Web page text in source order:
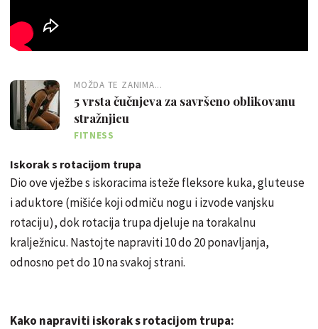
MOŽDA TE ZANIMA...
5 vrsta čučnjeva za savršeno oblikovanu
stražnjicu
FITNESS
Iskorak s rotacijom trupa
Dio ove vježbe s iskoracima isteže fleksore kuka, gluteuse
i aduktore (mišiće koji odmiču nogu i izvode vanjsku
rotaciju), dok rotacija trupa djeluje na torakalnu
kralježnicu. Nastojte napraviti 10 do 20 ponavljanja,
odnosno pet do 10 na svakoj strani.
Kako napraviti iskorak s rotacijom trupa: